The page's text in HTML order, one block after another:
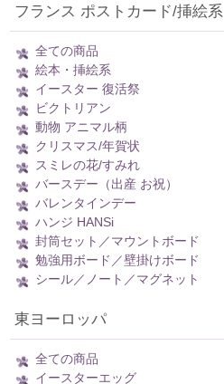
フランス ポストカード/挿絵系
全ての商品
絵本・挿絵系
イースター 復活祭
ビクトリアン
動物 アニマル柄
クリスマス/年賀状
スミレの花/すみれ
バースデー（出産 お祝）
バレンタインデー
ハンジ HANSi
封筒セット／マウントボード
勉強用ボード／壁掛けボード
シール／ノート／マグネット
東ヨーロッパ
全ての商品
イースターエッグ